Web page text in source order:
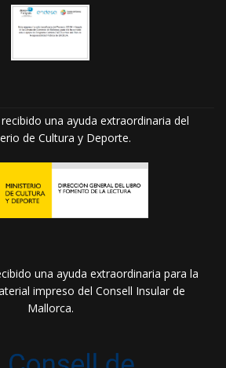
una ayuda extraordinaria del
de Cultura y Deporte.
una ayuda extraordinaria para la
impreso del Consell Insular de
Mallorca.